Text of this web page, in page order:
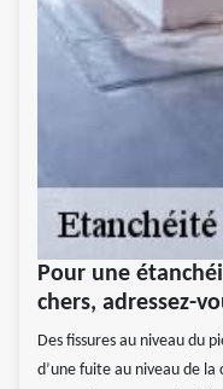
Pour une
chers, adressez-
Des fissures au niveau du
d’une fuite au niveau de